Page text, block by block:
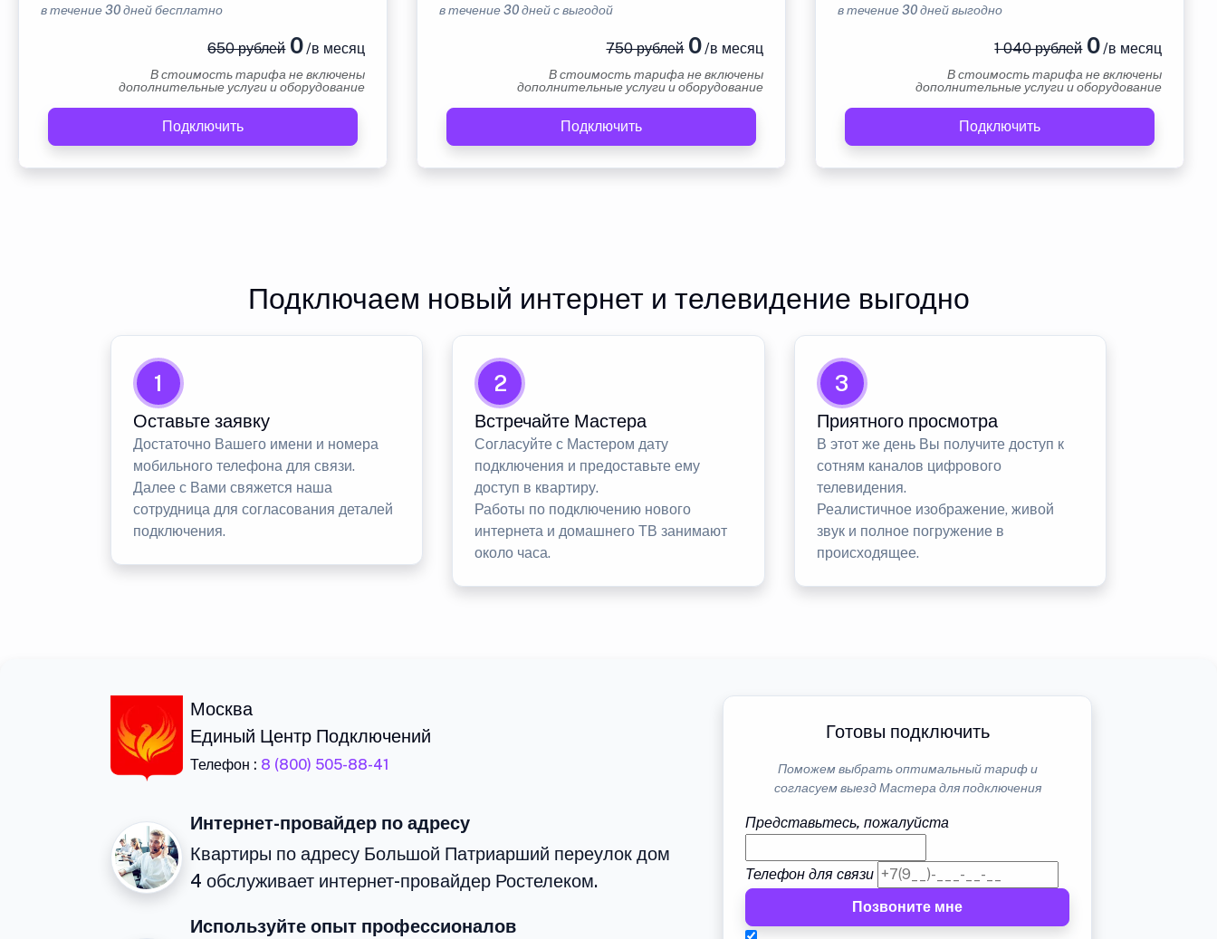
в течение 30 дней бесплатно
650 рублей0/в месяц
В стоимость тарифа не включены
дополнительные услуги и оборудование
Подключить
в течение 30 дней с выгодой
750 рублей0/в месяц
В стоимость тарифа не включены
дополнительные услуги и оборудование
Подключить
в течение 30 дней выгодно
1 040 рублей0/в месяц
В стоимость тарифа не включены
дополнительные услуги и оборудование
Подключить
Подключаем новый интернет и телевидение выгодно
1
Оставьте заявку
Достаточно Вашего имени и номера
мобильного телефона для связи.
Далее с Вами свяжется наша
сотрудница для согласования деталей
подключения.
2
Встречайте Мастера
Согласуйте с Мастером дату
подключения и предоставьте ему
доступ в квартиру.
Работы по подключению нового
интернета и домашнего ТВ занимают
около часа.
3
Приятного просмотра
В этот же день Вы получите доступ к
сотням каналов цифрового
телевидения.
Реалистичное изображение, живой
звук и полное погружение в
происходящее.
Москва
Единый Центр Подключений
Телефон : 8 (800) 505-88-41
Интернет-провайдер по адресу
Квартиры по адресу Большой Патриарший переулок дом
4 обслуживает интернет-провайдер Ростелеком.
Используйте опыт профессионалов
Готовы подключить
Поможем выбрать оптимальный тариф и
согласуем выезд Мастера для подключения
Представьтесь, пожалуйста
Телефон для связи
Позвоните мне